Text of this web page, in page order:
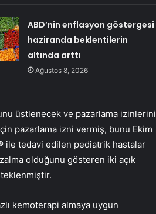
ABD’nin enflasyon göstergesi
haziranda beklentilerin
altında arttı
Ağustos 8, 2026
üstlenecek ve pazarlama izinlerini
pazarlama izni vermiş, bunu Ekim
ile tedavi edilen pediatrik hastalar
olduğunu gösteren iki açık
kemoterapi almaya uygun